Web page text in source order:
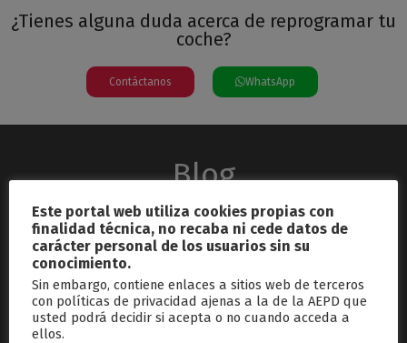
¿Tienes alguna duda acerca de reprogramar tu
coche?
Contáctanos WhatsApp
Blog
septiembre 26, 2024
Este portal web utiliza cookies propias con
finalidad técnica, no recaba ni cede datos de
carácter personal de los usuarios sin su
conocimiento.
Sin embargo, contiene enlaces a sitios web de terceros
con políticas de privacidad ajenas a la de la AEPD que
usted podrá decidir si acepta o no cuando acceda a
ellos.